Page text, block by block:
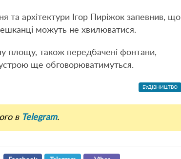
та архітектури Ігор Пиріжок запевнив, що
можуть не хвилюватися.
площу, також передбачені фонтани,
ще обговорюватимуться.
БУДІВНИЦТВО
в Telegram.